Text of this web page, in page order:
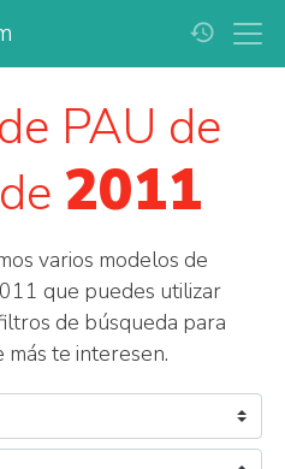
history
PAU de
de 2011
varios modelos de
que puedes utilizar
de búsqueda para
te interesen.